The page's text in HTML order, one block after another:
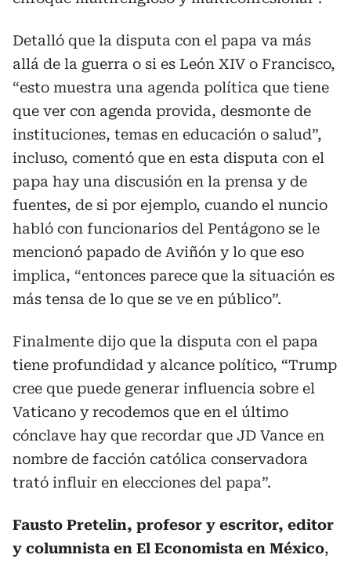
Detalló que la disputa con el papa va más
allá de la guerra o si es León XIV o Francisco,
“esto muestra una agenda política que tiene
que ver con agenda provida, desmonte de
instituciones, temas en educación o salud”,
incluso, comentó que en esta disputa con el
papa hay una discusión en la prensa y de
fuentes, de si por ejemplo, cuando el nuncio
habló con funcionarios del Pentágono se le
mencionó papado de Aviñón y lo que eso
implica, “entonces parece que la situación es
más tensa de lo que se ve en público”.
Finalmente dijo que la disputa con el papa
tiene profundidad y alcance político, “Trump
cree que puede generar influencia sobre el
Vaticano y recodemos que en el último
cónclave hay que recordar que JD Vance en
nombre de facción católica conservadora
trató influir en elecciones del papa”.
Fausto Pretelin, profesor y escritor, editor
y columnista en El Economista en México,